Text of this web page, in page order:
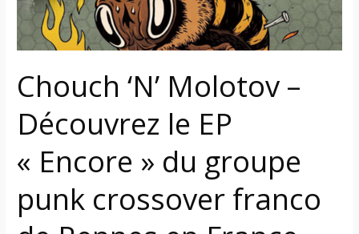
Chouch ‘N’ Molotov –
Découvrez le EP
« Encore » du groupe
punk crossover franco
« Encore »
punk
crossover
franco
de
Rennes
France